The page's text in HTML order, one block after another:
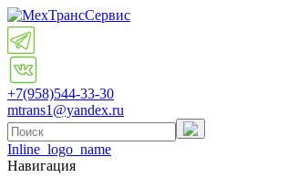
+7(958)544-33-30
mtrans1@yandex.ru
Inline_logo_name
Навигация